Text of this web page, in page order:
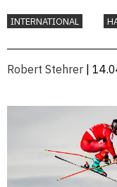
INTERNATIONAL
Robert Stehrer |